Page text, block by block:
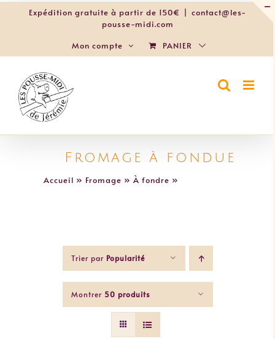
Expédition gratuite à partir de 150€ | contact@les-
pousse-midi.com
Mon compte
PANIER
Fromage à fondue
Accueil » Fromage » À fondre »
Trier par Popularité
Montrer 50 produits